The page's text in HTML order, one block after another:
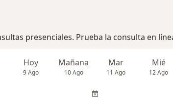
presenciales. Prueba la consulta en
Hoy
9 Ago
Mañana
10 Ago
Mar
11 Ago
Mié
12 Ago